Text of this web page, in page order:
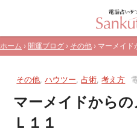
ホーム › 開運ブログ › その他 › マーメイ
その他 ,ハウツー ,占術 ,考え方
マーメイドから
Ｌ１１